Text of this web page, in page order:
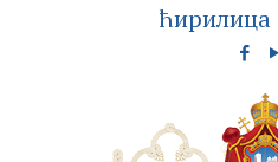
ћирилица